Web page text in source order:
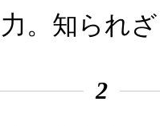
力。知られ
2